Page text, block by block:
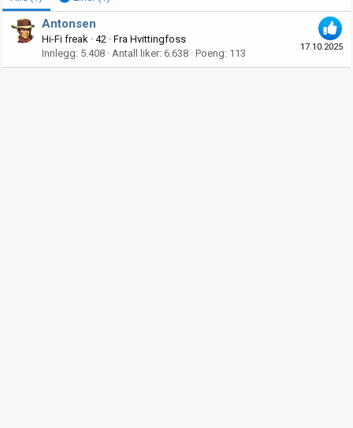
17.10.2025
Antonsen
Hi-Fi freak · 42 · Fra Hvittingfoss
Innlegg 5.408 Antall liker 6.638 Poeng 113